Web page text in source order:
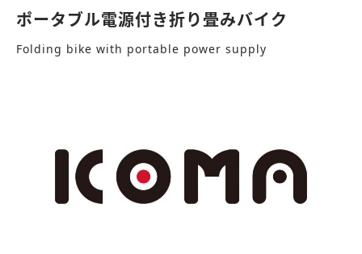
ポータブル電源付き折り畳みバイク
Folding bike with portable power supply